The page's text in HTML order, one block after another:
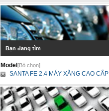
Bạn đang tìm
Model[Bỏ chọn]
SANTA FE 2.4 MÁY XĂNG CAO CẤP